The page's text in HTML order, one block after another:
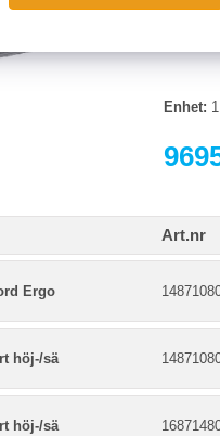
Enhet:
Art.nr
Ergo
höj-/sä
höj-/sä